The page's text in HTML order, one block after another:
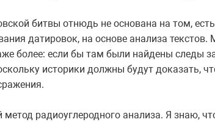
битвы отнюдь не основана на том,
датировок, на основе анализа
более: если бы там были найдены следы
историки должны будут доказать,
метод радиоуглеродного анализа. Я знаю,